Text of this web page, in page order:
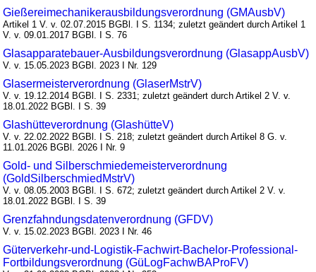
Gießereimechanikerausbildungsverordnung (GMAusbV)
Artikel 1 V. v. 02.07.2015 BGBl. I S. 1134; zuletzt geändert durch Artikel 1
V. v. 09.01.2017 BGBl. I S. 76
Glasapparatebauer-Ausbildungsverordnung (GlasappAusbV)
V. v. 15.05.2023 BGBl. 2023 I Nr. 129
Glasermeisterverordnung (GlaserMstrV)
V. v. 19.12.2014 BGBl. I S. 2331; zuletzt geändert durch Artikel 2 V. v.
18.01.2022 BGBl. I S. 39
Glashütteverordnung (GlashütteV)
V. v. 22.02.2022 BGBl. I S. 218; zuletzt geändert durch Artikel 8 G. v.
11.01.2026 BGBl. 2026 I Nr. 9
Gold- und Silberschmiedemeisterverordnung
(GoldSilberschmiedMstrV)
V. v. 08.05.2003 BGBl. I S. 672; zuletzt geändert durch Artikel 2 V. v.
18.01.2022 BGBl. I S. 39
Grenzfahndungsdatenverordnung (GFDV)
V. v. 15.02.2023 BGBl. 2023 I Nr. 46
Güterverkehr-und-Logistik-Fachwirt-Bachelor-Professional-
Fortbildungsverordnung (GüLogFachwBAProFV)